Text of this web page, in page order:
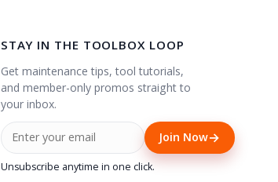
STAY IN THE TOOLBOX LOOP
Get maintenance tips, tool tutorials,
and member-only promos straight to
your inbox.
Join Now→
Unsubscribe anytime in one click.